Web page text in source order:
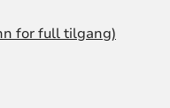
for full tilgang)